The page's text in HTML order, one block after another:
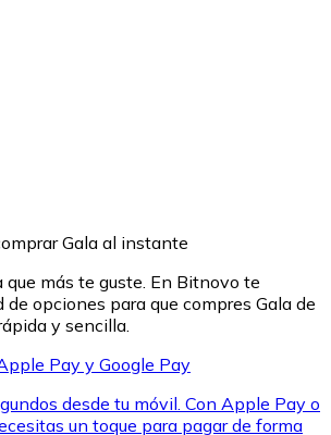
Gala al instante
que más te guste. En Bitnovo te
opciones para que compres Gala de
y sencilla.
Pay y Google Pay
desde tu móvil. Con Apple Pay o
un toque para pagar de forma